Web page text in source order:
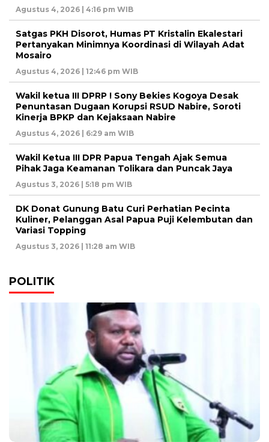
Agustus 4, 2026 | 4:16 pm WIB
Satgas PKH Disorot, Humas PT Kristalin Ekalestari
Pertanyakan Minimnya Koordinasi di Wilayah Adat
Mosairo
Agustus 4, 2026 | 12:46 pm WIB
Wakil ketua III DPRP ! Sony Bekies Kogoya Desak
Penuntasan Dugaan Korupsi RSUD Nabire, Soroti
Kinerja BPKP dan Kejaksaan Nabire
Agustus 4, 2026 | 6:29 am WIB
Wakil Ketua III DPR Papua Tengah Ajak Semua
Pihak Jaga Keamanan Tolikara dan Puncak Jaya
Agustus 3, 2026 | 5:18 pm WIB
DK Donat Gunung Batu Curi Perhatian Pecinta
Kuliner, Pelanggan Asal Papua Puji Kelembutan dan
Variasi Topping
Agustus 3, 2026 | 11:28 am WIB
POLITIK